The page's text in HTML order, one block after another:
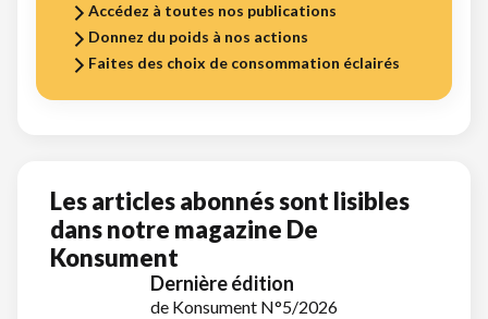
Accédez à toutes nos publications
Donnez du poids à nos actions
Faites des choix de consommation éclairés
Les articles abonnés sont lisibles
dans notre magazine De
Konsument
Dernière édition
de Konsument N°5/2026